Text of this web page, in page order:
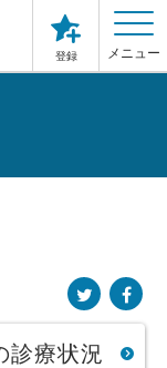
登録 メニュー
診療状況